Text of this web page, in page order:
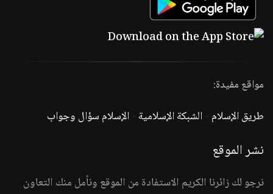
مواقع مفيدة:
طريق الإسلام -الشبكة الإسلامية -الإسلام سؤال وجواب
نشر الموقع
نرجو لك زائرنا الكريم الاستفادة من الموقع ونأمل منك التعاون